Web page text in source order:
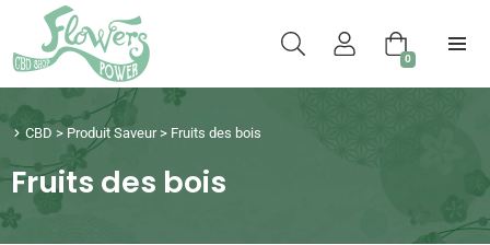
0
CBD > Produit Saveur> Fruits des bois
Fruits des bois